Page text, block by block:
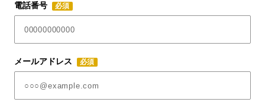
電話番号 必須
メールアドレス 必須